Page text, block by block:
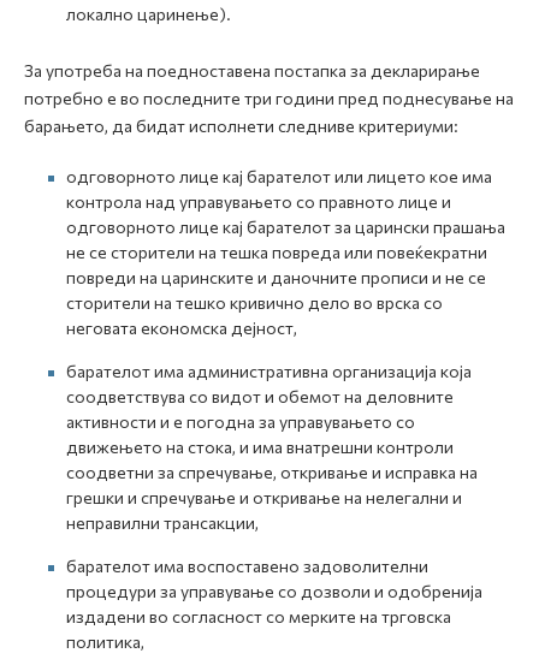
локално царинење).
За употреба на поедноставена постапка за декларирање
потребно е во последните три години пред поднесување на
барањето, да бидат исполнети следниве критериуми:
одговорното лице кај барателот или лицето кое има
контрола над управувањето со правното лице и
одговорното лице кај барателот за царински прашања
не се сторители на тешка повреда или повеќекратни
повреди на царинските и даночните прописи и не се
сторители на тешко кривично дело во врска со
неговата економска дејност,
барателот има административна организација која
соодветствува со видот и обемот на деловните
активности и е погодна за управувањето со
движењето на стока, и има внатрешни контроли
соодветни за спречување, откривање и исправка на
грешки и спречување и откривање на нелегални и
неправилни трансакции,
барателот има воспоставено задоволителни
процедури за управување со дозволи и одобренија
издадени во согласност со мерките на трговска
политика,